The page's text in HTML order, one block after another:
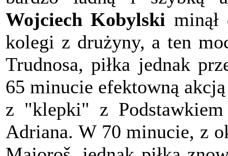
Wojciech Kobylski minął
kolegi z drużyny, a ten
Trudnosa, piłka jednak
65 minucie efektowną
z "klepki" z
Adriana. W 70 minucie, z